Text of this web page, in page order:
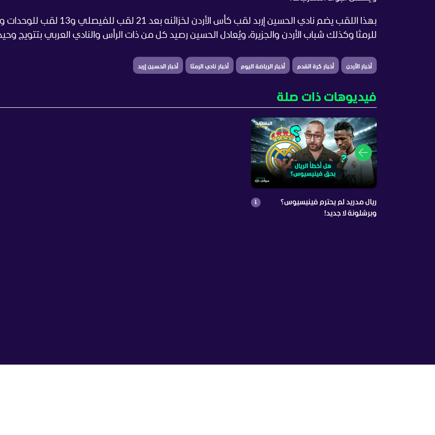
بهذا اللقب يضم نادي الحسين إربد لقب كأس الأردن لخزائنه بعد 21 لقب
للرمثا وكذلك شباب الأردن والجزيرة، ويُعادل الحسين رصيد كل من ذات الرأس والنادي العربي بتتويج
أخبار الأردن أخبار كرة القدم أخبار الرياضة اليوم أخبار نادي الرمثا أخبار الحسين إربد
فيديوهات ذات صلة
ريال مدريد لم يحترم فينيسيوس؟
وبرشلونة لا جديد!